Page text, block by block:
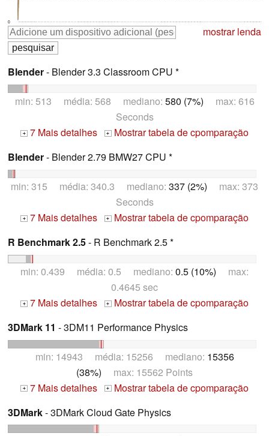
0
mostrar lenda
Blender- Blender 3.3 Classroom CPU *
min: 513 média: 568 mediano: 580 (7%) max: 616
Seconds
+ 7 Mais detalhes + Mostrar tabela de cpomparação
Blender- Blender 2.79 BMW27 CPU *
min: 315 média: 340.3 mediano: 337 (2%) max: 373
Seconds
+ 7 Mais detalhes + Mostrar tabela de cpomparação
R Benchmark 2.5- R Benchmark 2.5 *
min: 0.439 média: 0.5 mediano: 0.5 (10%) max:
0.4645 sec
+ 7 Mais detalhes + Mostrar tabela de cpomparação
3DMark 11 - 3DM11 Performance Physics
min: 14943 média: 15256 mediano: 15356
(38%) max: 15562 Points
+ 7 Mais detalhes + Mostrar tabela de cpomparação
3DMark- 3DMark Cloud Gate Physics